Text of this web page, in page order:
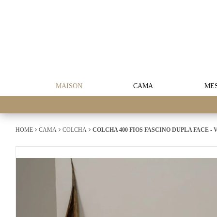
MAISON CAMA
HOME CAMA COLCHA COLCHA 400 FIOS FASCINO DUPLA FACE -